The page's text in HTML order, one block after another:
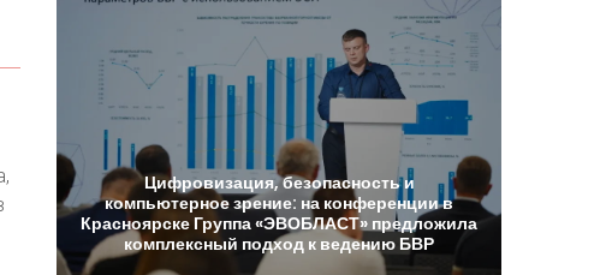
Цифровизация,безопасностьи
компьютерноезрение: на конференциив
Красноярске Группа«ЭВОБЛАСТ» предложила
комплексный подход к ведению БВР